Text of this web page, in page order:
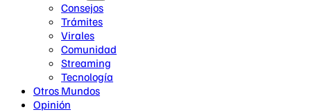
Consejos
Trámites
Virales
Comunidad
Streaming
Tecnología
Otros Mundos
Opinión